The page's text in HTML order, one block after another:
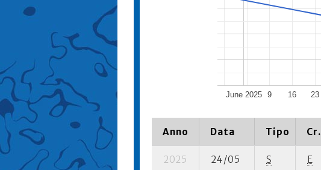
June 2025 9 16 23
Anno Data Tipo Cr.
2025 24/05 S E